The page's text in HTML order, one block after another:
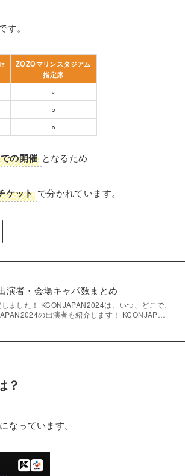
す。
ZOZOマリンスタジアム
指定席
×
⚪︎
⚪︎
の開催 となるため
ケット で分かれています。
演者・会場キャパ数まとめ
ました！ KCONJAPAN2024は、いつ、どこで、
の出演者も紹介します！ KCONJAP…
？
になっています。